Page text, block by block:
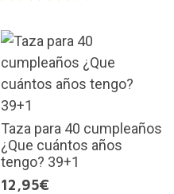
Taza para 40 cumpleaños
¿Que cuántos años
tengo? 39+1
12,95€